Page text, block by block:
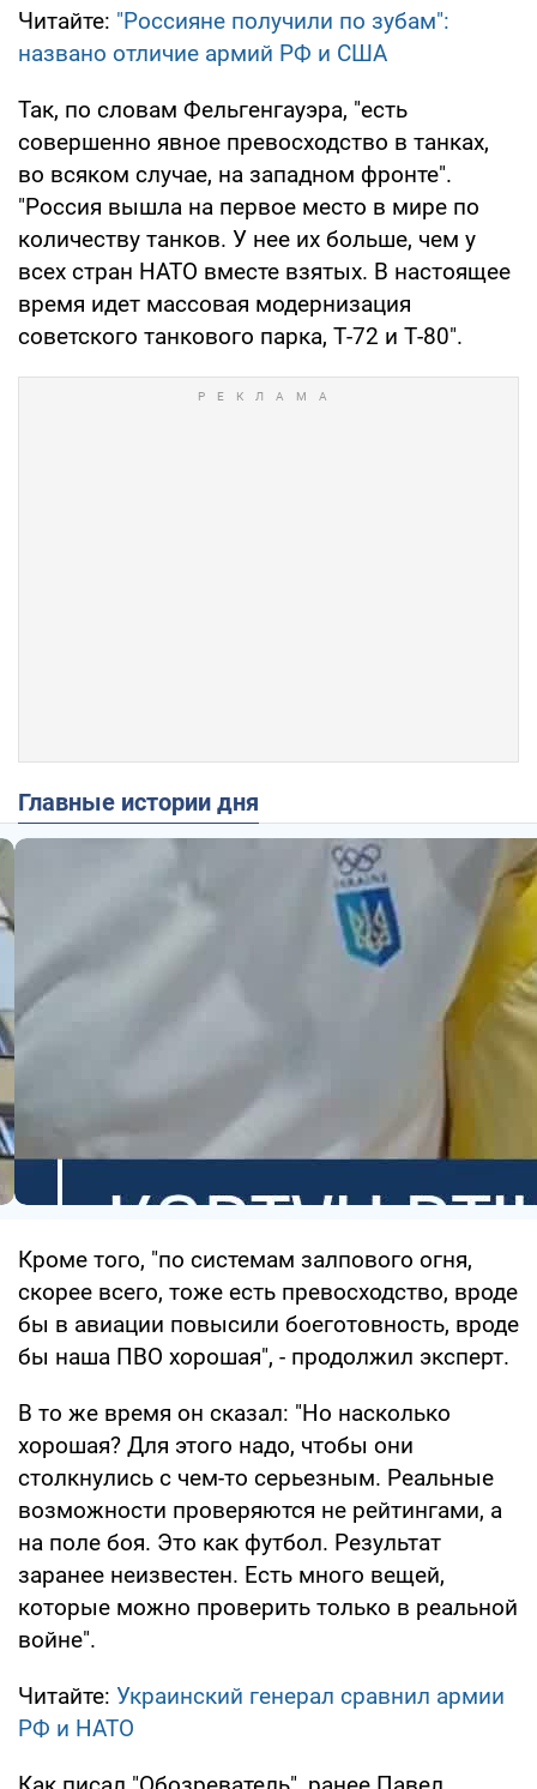
Читайте: "Россияне получили по зубам":
названо отличие армий РФ и США
Так, по словам Фельгенгауэра, "есть
совершенно явное превосходство в танках,
во всяком случае, на западном фронте".
"Россия вышла на первое место в мире по
количеству танков. У нее их больше, чем у
всех стран НАТО вместе взятых. В настоящее
время идет массовая модернизация
советского танкового парка, Т-72 и Т-80".
Главные истории дня
Кроме того, "по системам залпового огня,
скорее всего, тоже есть превосходство, вроде
бы в авиации повысили боеготовность, вроде
бы наша ПВО хорошая", - продолжил эксперт.
В то же время он сказал: "Но насколько
хорошая? Для этого надо, чтобы они
столкнулись с чем-то серьезным. Реальные
возможности проверяются не рейтингами, а
на поле боя. Это как футбол. Результат
заранее неизвестен. Есть много вещей,
которые можно проверить только в реальной
войне".
Читайте: Украинский генерал сравнил армии
РФ и НАТО